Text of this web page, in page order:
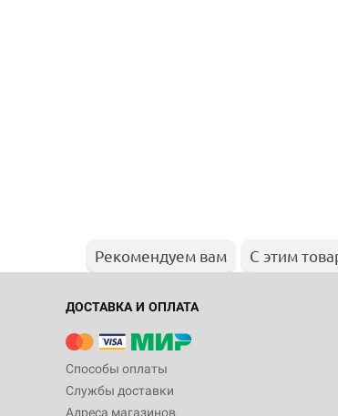
Рекомендуем вам С этим
ДОСТАВКА И ОПЛАТА
Способы оплаты
Службы доставки
Адреса магазинов